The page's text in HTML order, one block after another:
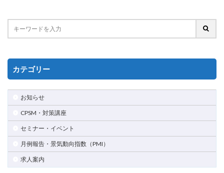
カテゴリー
お知らせ
CPSM・対策講座
セミナー・イベント
月例報告・景気動向指数（PMI）
求人案内